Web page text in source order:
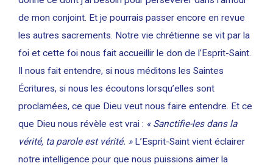
de mon conjoint. Et je pourrais passer encore en revue
les autres sacrements. Notre vie chrétienne se vit par la
foi et cette foi nous fait accueillir le don de l’Esprit-Saint.
Il nous fait entendre, si nous méditons les Saintes
Écritures, si nous les écoutons lorsqu’elles sont
proclamées, ce que Dieu veut nous faire entendre. Et ce
que Dieu nous révèle est vrai : « Sanctifie-les dans la
vérité, ta parole est vérité. »L’Esprit-Saint vient éclairer
notre intelligence pour que nous puissions aimer la